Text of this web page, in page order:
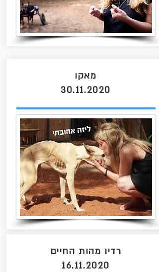
מאקו
30.11.2020
רדיו מהות החיים
16.11.2020